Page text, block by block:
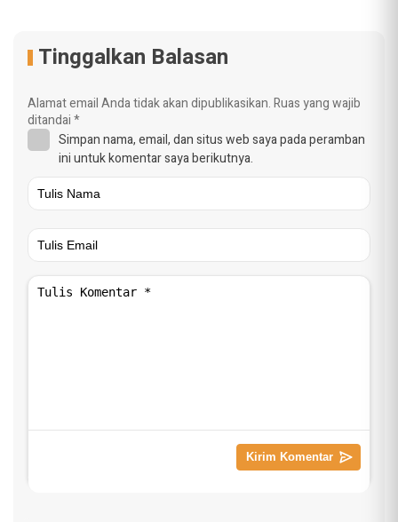
Tinggalkan Balasan
Alamat email Anda tidak akan dipublikasikan.Ruas yang wajib
ditandai*
Simpan nama, email, dan situs web saya pada peramban
ini untuk komentar saya berikutnya.